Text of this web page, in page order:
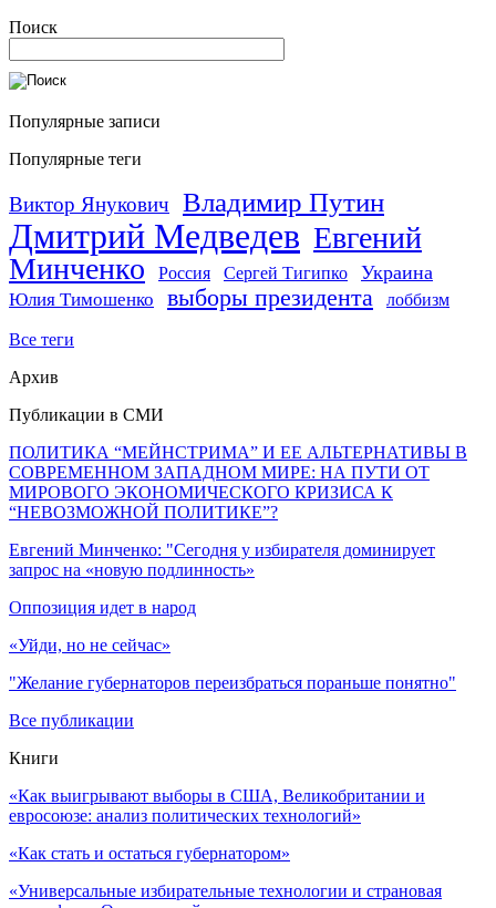
Поиск
Популярные записи
Популярные теги
Виктор Янукович Владимир Путин
Дмитрий Медведев Евгений
Минченко
Россия Сергей Тигипко Украина
Юлия Тимошенко выборы президента лоббизм
Все теги
Архив
Публикации в СМИ
ПОЛИТИКА “МЕЙНСТРИМА” И ЕЕ АЛЬТЕРНАТИВЫ В
СОВРЕМЕННОМ ЗАПАДНОМ МИРЕ: НА ПУТИ ОТ
МИРОВОГО ЭКОНОМИЧЕСКОГО КРИЗИСА К
“НЕВОЗМОЖНОЙ ПОЛИТИКЕ”?
Евгений Минченко: "Сегодня у избирателя доминирует
запрос на «новую подлинность»
Оппозиция идет в народ
«Уйди, но не сейчас»
"Желание губернаторов переизбраться пораньше понятно"
Все публикации
Книги
«Как выигрывают выборы в США, Великобритании и
евросоюзе: анализ политических технологий»
«Как стать и остаться губернатором»
«Универсальные избирательные технологии и страновая